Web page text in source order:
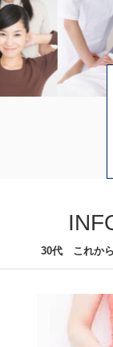
30代 これから